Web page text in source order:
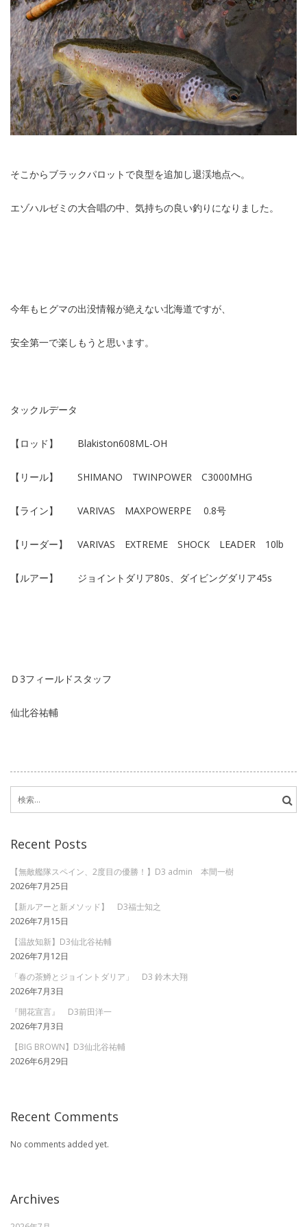
そこからブラックパロットで良型を追加し退渓地点へ。
エゾハルゼミの大合唱の中、気持ちの良い釣りになりました。
今年もヒグマの出没情報が絶えない北海道ですが、
安全第一で楽しもうと思います。
タックルデータ
【ロッド】 Blakiston608ML-OH
【リール】 SHIMANO TWINPOWER C3000MHG
【ライン】 VARIVAS MAXPOWERPE 0.8号
【リーダー】 VARIVAS EXTREME SHOCK LEADER 10lb
【ルアー】 ジョイントダリア80s、ダイビングダリア45s
Ｄ3フィールドスタッフ
仙北谷祐輔
索:
Recent Posts
【無敵艦隊スペイン、2度目の優勝！】D3 admin 本間一樹
2026年7月25日
【新ルアーと新メソッド】 D3福士知之
2026年7月15日
【温故知新】D3仙北谷祐輔
2026年7月12日
「春の茶鱒とジョイントダリア」 D3 鈴木大翔
2026年7月3日
『開花宣言』 D3前田洋一
2026年7月3日
【BIG BROWN】D3仙北谷祐輔
2026年6月29日
Recent Comments
No comments added yet.
Archives